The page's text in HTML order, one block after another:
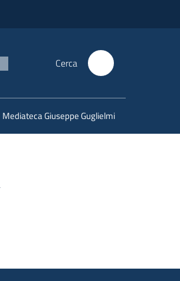
Cerca
Mediateca Giuseppe Guglielmi